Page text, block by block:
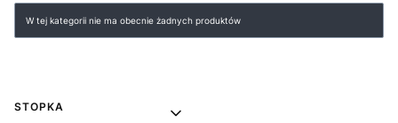
Lista produktów
W tej kategorii nie ma obecnie żadnych produktów
Linki w stopce
STOPKA